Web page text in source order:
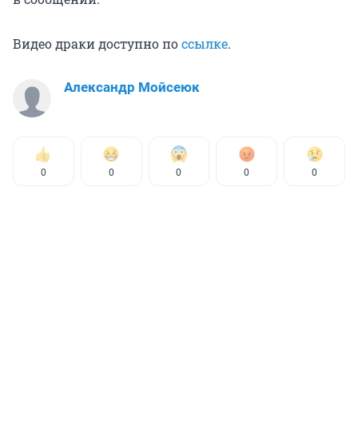
Видео драки доступно поссылке.
Александр Мойсеюк
0 0 0 0 0